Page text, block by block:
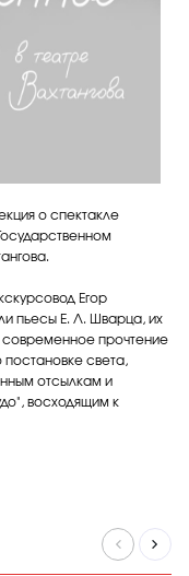
о спектакле
Егор
пьесы Е. Л. Шварца, их
прочтение
света,
отсылкам и
восходящим к